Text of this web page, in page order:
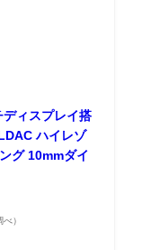
ィスプレイ搭
ハイレゾ
グ 10mmダイ
）